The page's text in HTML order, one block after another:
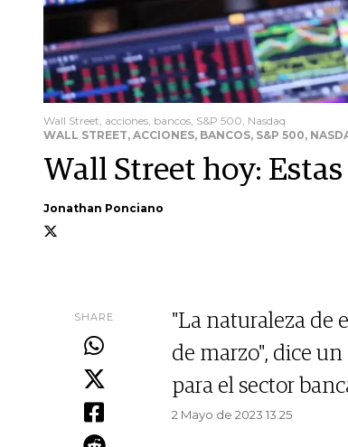
Wall Street, acciones, bancos, S&P 500, Nasdaq
WALL STREET, ACCIONES, BANCOS, S&P 500,
Wall Street hoy:
Jonathan Ponciano
SHARE
"La naturaleza de
de marzo", dice
para el sector
2 Mayo de 2023 13.25